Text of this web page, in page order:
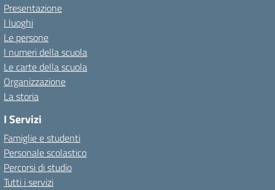
Presentazione
I luoghi
Le persone
I numeri della scuola
Le carte della scuola
Organizzazione
La storia
I Servizi
Famiglie e studenti
Personale scolastico
Percorsi di studio
Tutti i servizi